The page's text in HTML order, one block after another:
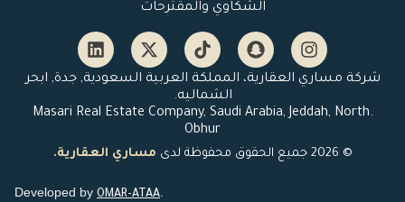
الشكاوي والمقترحات
شركة مساري العقارية، المملكة العربية السعودية, جدة, ابحر
الشماليه.
.Masari Real Estate Company, Saudi Arabia, Jeddah, North
Obhur
© 2026 جميع الحقوق محفوظة لدى مساري العقارية.
Developed by OMAR-ATAA